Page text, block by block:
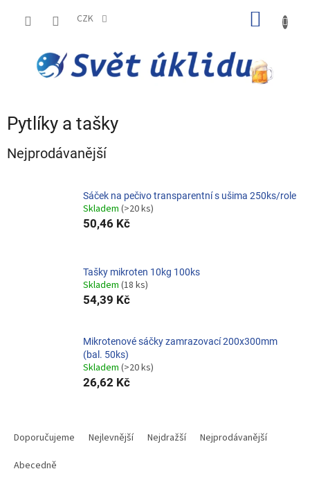
CZK
Pytlíky a tašky
Nejprodávanější
Sáček na pečivo transparentní s ušima 250ks/role
Skladem (>20 ks)
50,46 Kč
Tašky mikroten 10kg 100ks
Skladem (18 ks)
54,39 Kč
Mikrotenové sáčky zamrazovací 200x300mm
(bal. 50ks)
Skladem (>20 ks)
26,62 Kč
Doporučujeme Nejlevnější Nejdražší
Nejprodávanější
Abecedně